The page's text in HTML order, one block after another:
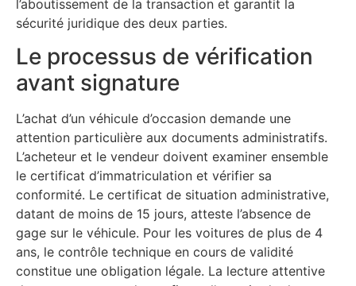
l’aboutissement de la transaction et garantit la
sécurité juridique des deux parties.
Le processus de vérification
avant signature
L’achat d’un véhicule d’occasion demande une
attention particulière aux documents administratifs.
L’acheteur et le vendeur doivent examiner ensemble
le certificat d’immatriculation et vérifier sa
conformité. Le certificat de situation administrative,
datant de moins de 15 jours, atteste l’absence de
gage sur le véhicule. Pour les voitures de plus de 4
ans, le contrôle technique en cours de validité
constitue une obligation légale. La lecture attentive